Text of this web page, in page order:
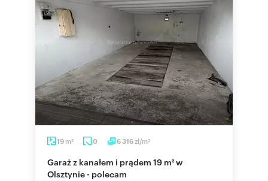
19 m2 0 6 316zł/m2
Garaż z kanałem i prądem 19 m² w
Olsztynie - polecam